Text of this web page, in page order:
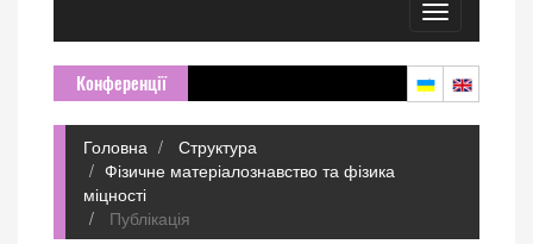
Toggle
navigation
Конференції
Головна
Структура
Фізичне матеріалознавство та фізика
міцності
Публікація